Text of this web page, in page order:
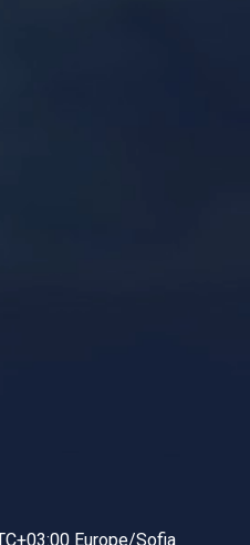
Europe/Sofia